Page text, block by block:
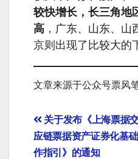
较快增长，长三角地
高 ，广东、山东、
京则出现了比较大的
文章来源于公众号票风
文
章
关于发布《上海票据
应链票据资产证券化基
作指引》的通知